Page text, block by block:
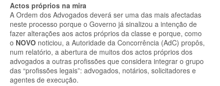
Actos próprios na mira
A Ordem dos Advogados deverá ser uma das mais afectadas
neste processo porque o Governo já sinalizou a intenção de
fazer alterações aos actos próprios da classe e porque, como
o NOVO noticiou, a Autoridade da Concorrência (AdC) propôs,
num relatório, a abertura de muitos dos actos próprios dos
advogados a outras profissões que considera integrar o grupo
das “profissões legais”: advogados, notários, solicitadores e
agentes de execução.